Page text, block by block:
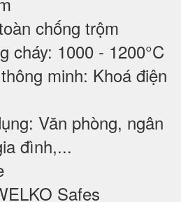
chống trộm
cháy: 1000 - 1200°C
minh: Khoá điện
Văn phòng, ngân
đình,...
Safes